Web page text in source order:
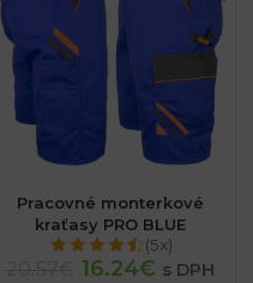
Pracovné monterkové
kraťasy PRO BLUE
(5x)
16.24€ s DPH